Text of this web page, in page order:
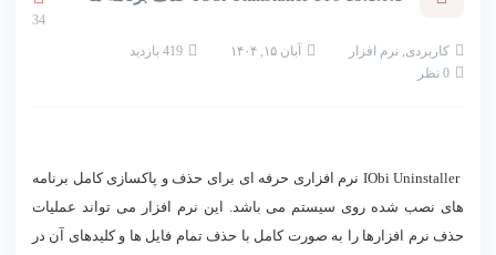
34
کاربردی, نرم افزار آبان ۱۵, ۱۴۰۴
419 بازدید
0 نظر
IObi Uninstaller
نرم افزاری حرفه ای برای حذف و پاکسازی کامل برنامه
های نصب شده روی سیستم می باشد. این نرم افزار می تواند عملیات
حذف نرم افزارها را به صورت کامل با حذف تمام فایل ها و کلیدهای آن در